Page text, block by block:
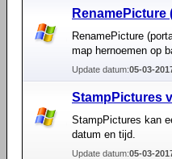
RenamePicture
RenamePicture
map hernoemen op
Update datum:05-03-
StampPictures
StampPictures kan
datum en tijd.
Update datum:05-03-